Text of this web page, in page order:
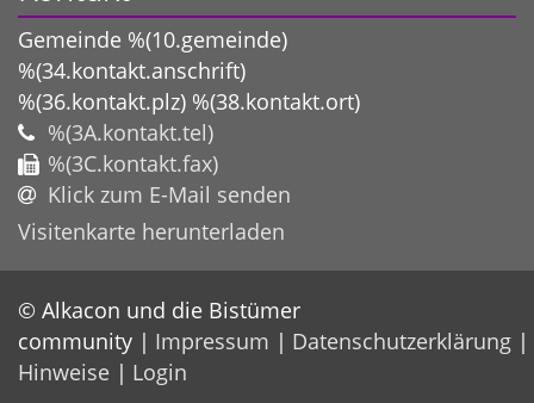
Gemeinde %(10.gemeinde)
%(34.kontakt.anschrift)
%(36.kontakt.plz) %(38.kontakt.ort)
%(3A.kontakt.tel)
%(3C.kontakt.fax)
Klick zum E-Mail senden
Visitenkarte herunterladen
© Alkacon und die Bistümer
community
Impressum
Datenschutzerklärung
Hinweise
Login